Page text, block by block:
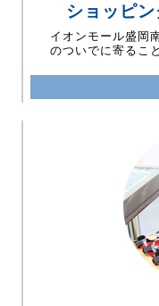
ショッピ
イオンモール盛岡
のついでに寄るこ